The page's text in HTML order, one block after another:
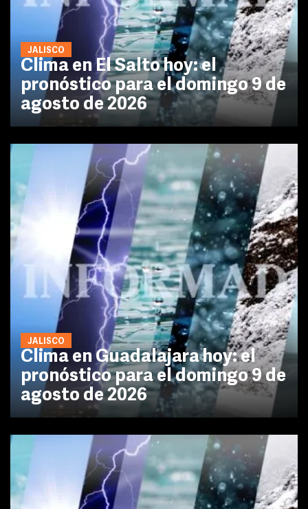
JALISCO
Clima en El Salto hoy: el
pronóstico para el domingo 9 de
agosto de 2026
JALISCO
Clima en Guadalajara hoy: el
pronóstico para el domingo 9 de
agosto de 2026